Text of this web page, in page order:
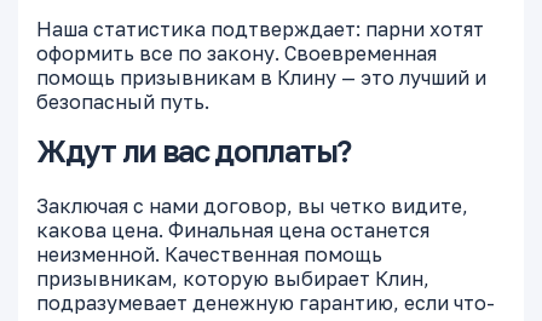
Наша статистика подтверждает: парни хотят
оформить все по закону. Своевременная
помощь призывникам в Клину — это лучший и
безопасный путь.
Ждут ли вас доплаты?
Заключая с нами договор, вы четко видите,
какова цена. Финальная цена останется
неизменной. Качественная помощь
призывникам, которую выбирает Клин,
подразумевает денежную гарантию, если что-